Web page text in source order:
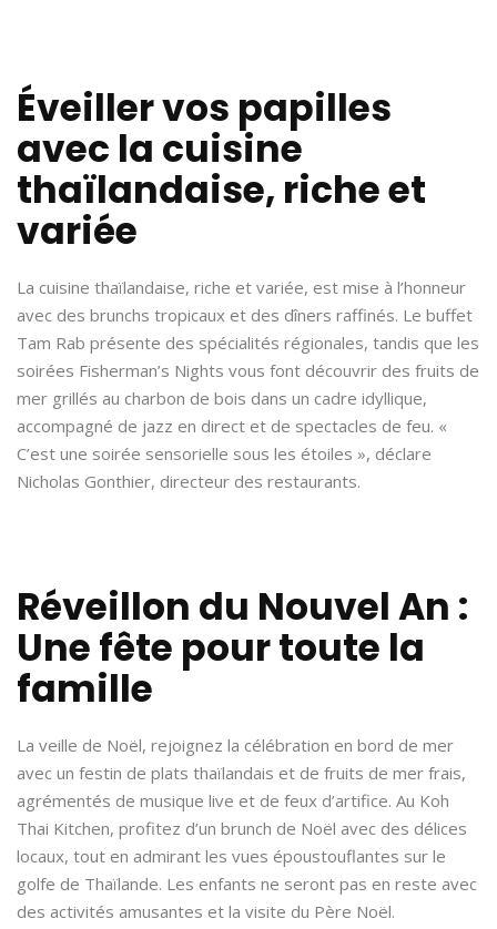
Éveiller vos papilles
avec la cuisine
thaïlandaise, riche et
variée
La cuisine thaïlandaise, riche et variée, est mise à l’honneur
avec des brunchs tropicaux et des dîners raffinés. Le buffet
Tam Rab présente des spécialités régionales, tandis que les
soirées Fisherman’s Nights vous font découvrir des fruits de
mer grillés au charbon de bois dans un cadre idyllique,
accompagné de jazz en direct et de spectacles de feu. «
C’est une soirée sensorielle sous les étoiles », déclare
Nicholas Gonthier, directeur des restaurants.
Réveillon du Nouvel An :
Une fête pour toute la
famille
La veille de Noël, rejoignez la célébration en bord de mer
avec un festin de plats thaïlandais et de fruits de mer frais,
agrémentés de musique live et de feux d’artifice. Au Koh
Thai Kitchen, profitez d’un brunch de Noël avec des délices
locaux, tout en admirant les vues époustouflantes sur le
golfe de Thaïlande. Les enfants ne seront pas en reste avec
des activités amusantes et la visite du Père Noël.